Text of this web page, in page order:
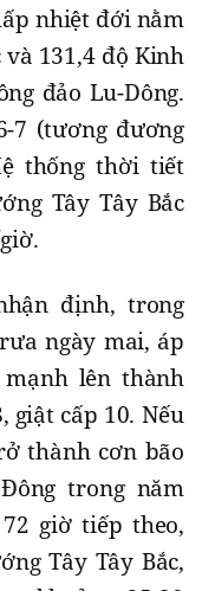
nhiệt đới nằm
131,4 độ Kinh
đảo Lu-Dông.
7 (tương đương
thống thời tiết
Tây Tây Bắc
định, trong
ngày mai, áp
lên thành
giật cấp 10. Nếu
thành cơn bão
trong năm
giờ tiếp theo,
Tây Tây Bắc,